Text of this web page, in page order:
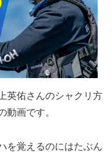
英佑さんのシャクリ方
動画です。
を覚えるのにはたぶん